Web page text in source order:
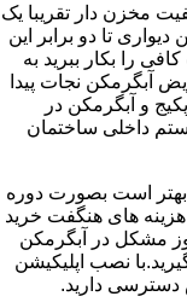
مخزن دار تقریبا یک
تا دو برابر این
را بکار ببرید به
آبگرمکن نجات پیدا
و آبگرمکن در
داخلی ساختمان
بهتر است بصورت دوره
هزینه های هنگفت خرید
مشکل در آبگرمکن
نصب اپلیکیشن
دارید.